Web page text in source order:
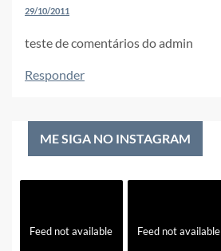
29/10/2011
teste de comentários do admin
Responder
ME SIGA NO INSTAGRAM
Feed not available Feed not available